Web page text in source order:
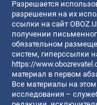
Разрешается
разрешения на их
ссылки на сайт
получении
обязательном
систем, гиперссылки
https://
материал в первом
Все материалы на
исследования –